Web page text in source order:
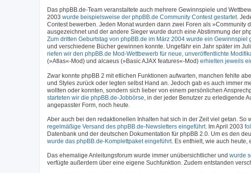
Das phpBB.de-Team veranstaltete auch mehrere Gewinnspiele und
2003 wurde beispielsweise der phpBB.de Community Contest gestartet.
Contest bewerben. Jeden Monat wurden dann zwei Foren als
ausgezeichnet und der andere Sieger wurde durch eine Abstimmung der
Zum dritten Geburtstag von phpBB.de im März 2004 wurde ein Gewinnspiel
und verschiedene Bücher gewinnen konnte. Ungefähr ein Jahr später im
riefen wir den phpBB.de Mod-Wettbewerb für neue, unveröffentlichte
(»Atlas«-Mod) und alcaeus (»Basic AJAX features«-Mod) erhielten jeweils
Zwar konnte phpBB 2 mit etlichen Funktionen aufwarten, manchen fehlte
und Styles zurück oder legten selbst Hand an. Jedoch gab es auch immer
wollten oder konnten, sondern sich lieber von einem persönlichen
starteten wir die phpBB.de-Jobbörse , in der jeder Benutzer zu erledigende
angepasster Form, noch heute.
Aber auch bei den redaktionellen Inhalten hat sich in der Zeit viel getan.
regelmäßige Versand des phpBB.de-Newsletters eingeführt. Im April 2003
Datenbank und der deutschen Dokumentation für phpBB 2.0. Um es den
wurde das phpBB.de-Komplettpaket eingeführt. Es enthielt, wie auch heute,
Das ehemalige Anleitungsforum wurde immer unübersichtlicher und wurde
verfügte außerdem über eine eigene Suchfunktion. Zudem entstanden